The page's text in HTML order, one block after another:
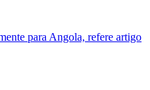
para Angola, refere artigo